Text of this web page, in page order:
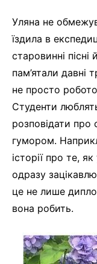
Уляна не
їздила в
старовинні
пам’ятали давні
не просто
Студенти
розповідати про
гумором.
історії про те,
одразу
це не лише
вона робить.